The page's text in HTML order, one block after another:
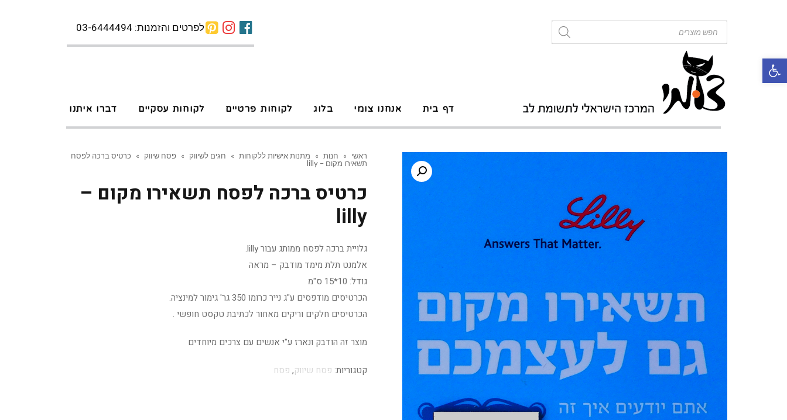
פתח סרגל נגישות
לפרטים והזמנות: 03-6444494
דף בית אנחנו צומי בלוג לקוחות פרטיים לקוחות עסקיים דברו איתנו
ראשי » חנות » מתנות אישיות ללקוחות » חגים לשיווק » פסח שיווק »
כרטיס ברכה לפסח
תשאירו מקום – lilly
כרטיס ברכה לפסח תשאירו מקום –
lilly
גלויית ברכה לפסח ממותג עבור lilly.
אלמנט תלת מימד מודבק – מראה
גודל: 10*15 ס"מ
הכרטיסים מודפסים ע"ג נייר כרומו 350 גר' גימור למינציה.
הכרטיסים חלקים וריקים מאחור לכתיבת טקסט חופשי .
מוצר זה הודבק ונארז ע"י אנשים עם צרכים מיוחדים
קטגוריות: פסח שיווק, פסח